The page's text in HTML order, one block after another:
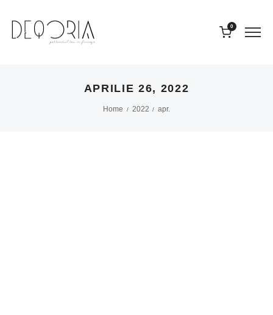
0
APRILIE 26, 2022
Home / 2022 / apr.